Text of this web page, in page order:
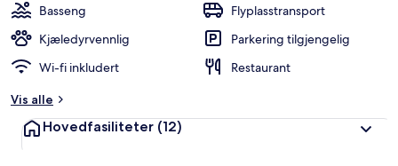
Basseng
Flyplasstransport
Kjæledyrvennlig
Parkering tilgjengelig
Wi-fi inkludert
Restaurant
Vis alle
Hovedfasiliteter (12)